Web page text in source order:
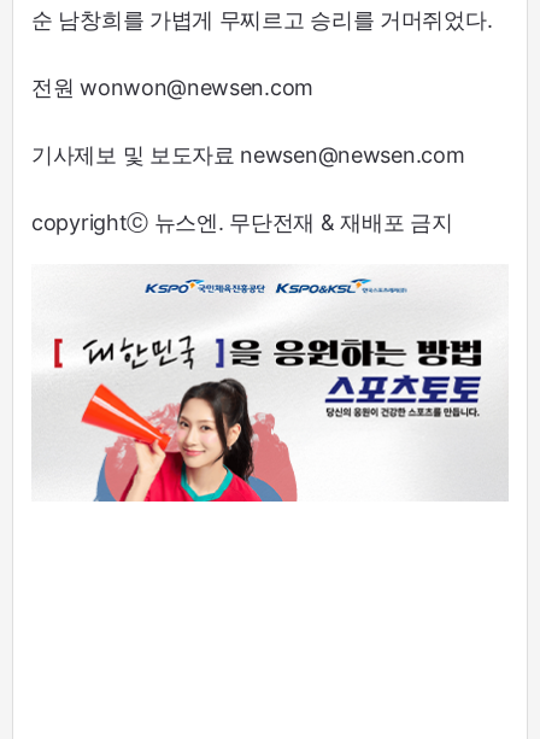
순 남창희를 가볍게 무찌르고 승리를 거머쥐었다.
전원 wonwon@newsen.com
기사제보 및 보도자료 newsen@newsen.com
copyrightⓒ 뉴스엔. 무단전재 & 재배포 금지